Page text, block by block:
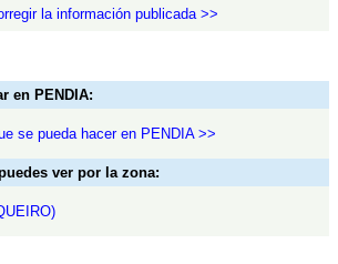
la información publicada >>
en PENDIA:
se pueda hacer en PENDIA >>
ver por la zona: